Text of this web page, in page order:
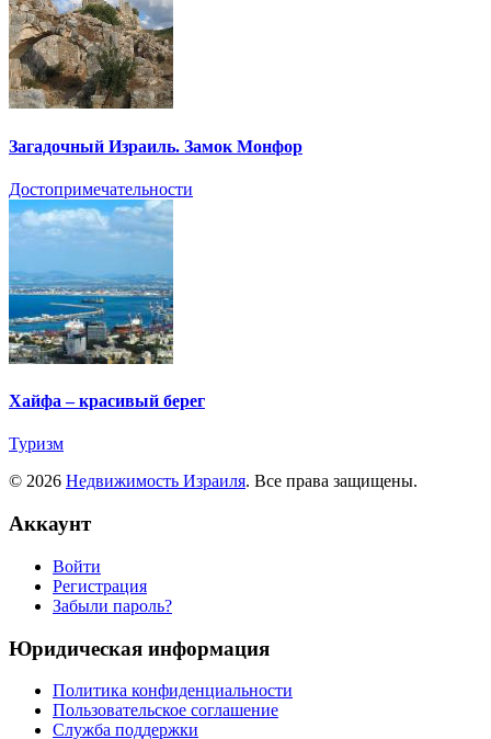
Загадочный Израиль. Замок Монфор
Достопримечательности
Хайфа – красивый берег
Туризм
© 2026 Недвижимость Израиля. Все права защищены.
Аккаунт
Войти
Регистрация
Забыли пароль?
Юридическая информация
Политика конфиденциальности
Пользовательское соглашение
Служба поддержки